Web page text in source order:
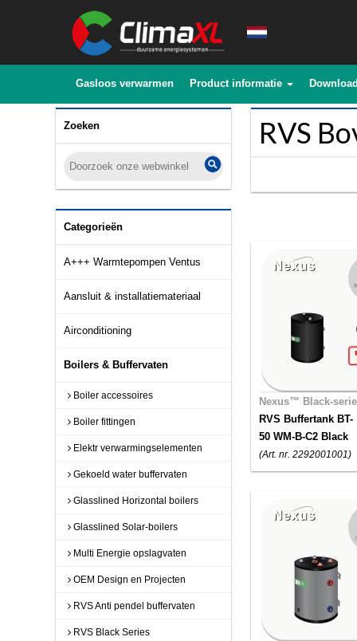
Gasloos verwarmen Product informatie
Zoeken
Categorieën
A+++ Warmtepompen Ventus
Aansluit & installatiemateriaal
Airconditioning
Boilers & Buffervaten
Boiler accessoires
Boiler fittingen
Elektr verwarmingselementen
Gekoeld water buffervaten
Glasslined Horizontal boilers
Glasslined Solar-boilers
Multi Energie opslagvaten
OEM Design en Projecten
RVS Anti pendel buffervaten
RVS Black Series
RVS
Nexus™ Black-
RVS Buffertank BT-
50 WM-B-C2 Black
(Art. nr. 2292001001)